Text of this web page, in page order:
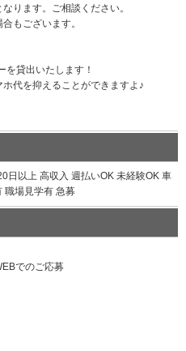
ります。ご相談ください。
もございます。
を貸出いたします！
代を抑えることができますよ♪
日以上 高収入 週払いOK 未経験OK 車
職場見学有 急募
でのご応募